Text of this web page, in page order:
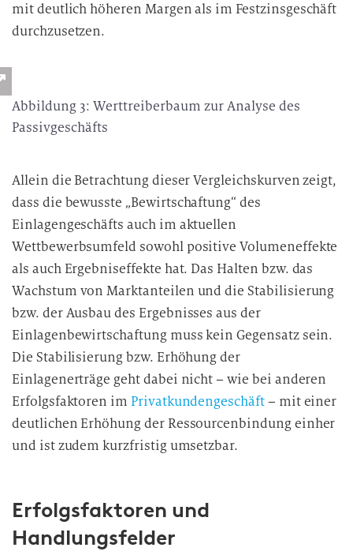
mit deutlich höheren Margen als im Festzinsgeschäft
durchzusetzen.
Abbildung 3: Werttreiberbaum zur Analyse des
Passivgeschäfts
Allein die Betrachtung dieser Vergleichskurven zeigt,
dass die bewusste „Bewirtschaftung“ des
Einlagengeschäfts auch im aktuellen
Wettbewerbsumfeld sowohl positive Volumeneffekte
als auch Ergebniseffekte hat. Das Halten bzw. das
Wachstum von Marktanteilen und die Stabilisierung
bzw. der Ausbau des Ergebnisses aus der
Einlagenbewirtschaftung muss kein Gegensatz sein.
Die Stabilisierung bzw. Erhöhung der
Einlagenerträge geht dabei nicht – wie bei anderen
Erfolgsfaktoren im Privatkundengeschäft– mit einer
deutlichen Erhöhung der Ressourcenbindung einher
und ist zudem kurzfristig umsetzbar.
Erfolgsfaktoren und
Handlungsfelder